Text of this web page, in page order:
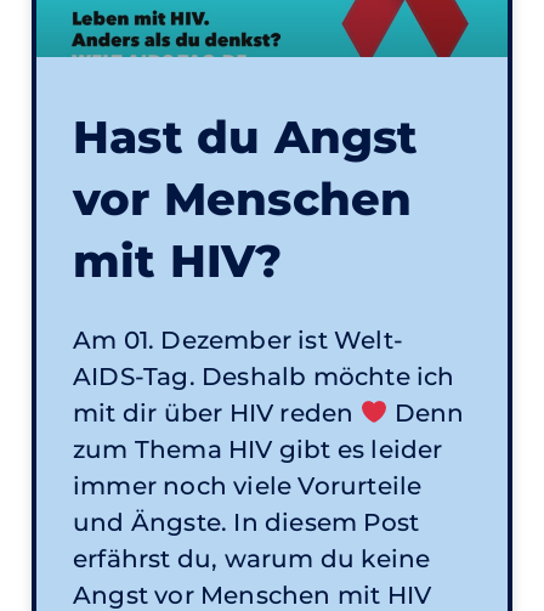
Hast du Angst
vor Menschen
mit HIV?
Am 01. Dezember ist Welt-
AIDS-Tag. Deshalb möchte ich
mit dir über HIV reden
Denn
zum Thema HIV gibt es leider
immer noch viele Vorurteile
und Ängste. In diesem Post
erfährst du, warum du keine
Angst vor Menschen mit HIV